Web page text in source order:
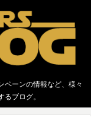
ペーンの情報など、様々
ブログ。